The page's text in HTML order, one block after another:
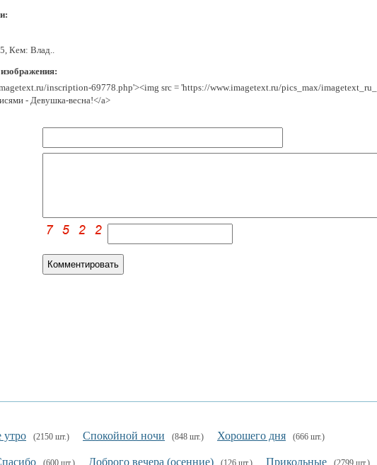
Кем: Влад..
inscription-69778.php'><img src = 'https://www.imagetext.ru/pics_max/
- Девушка-весна!</a>
утро (2150 шт.) Спокойной ночи (848 шт.) Хорошего дня (666 шт.)
(600 шт.) Доброго вечера (осенние) (126 шт.) Прикольные (2799 шт.)